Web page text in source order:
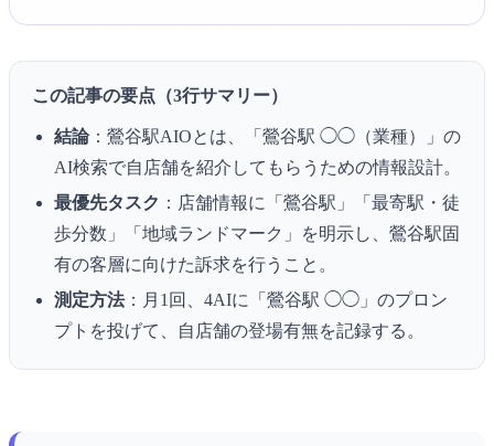
この記事の要点（3行サマリー）
結論：鶯谷駅AIOとは、「鶯谷駅 ◯◯（業種）」の
AI検索で自店舗を紹介してもらうための情報設計。
最優先タスク ：店舗情報に「鶯谷駅」「最寄駅・徒
歩分数」「地域ランドマーク」を明示し、鶯谷駅固
有の客層に向けた訴求を行うこと。
測定方法：月1回、4AIに「鶯谷駅 ◯◯」のプロン
プトを投げて、自店舗の登場有無を記録する。